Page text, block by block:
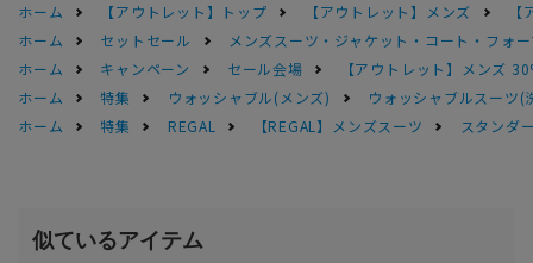
ホーム 【アウトレット】トップ 【アウトレット】メンズ
ホーム
セットセール
メンズスーツ・ジャケット・コート・フォ
ホーム
キャンペーン セール会場
【アウトレット】メンズ
ホーム
特集 ウォッシャブル(メンズ)
ウォッシャブルスーツ(
ホーム
特集 REGAL 【REGAL】メンズスーツ スタンダ